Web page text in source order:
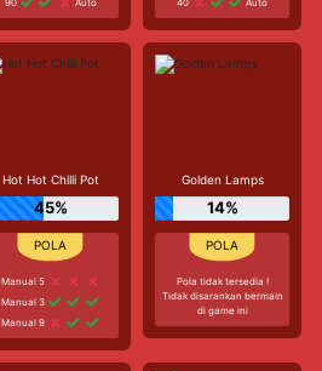
Hot Hot Chilli Pot
45%
Manual 5
Manual 3
Manual 9
Golden Lamps
14%
Pola tidak tersedia !
Tidak disarankan bermain
di game ini